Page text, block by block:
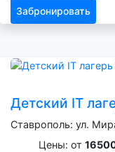
Забронировать
Детский IT
Ставрополь: ул.
Цены: от